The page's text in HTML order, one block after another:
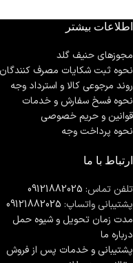
اطلاعات بیشتر
مجوزهای حنیف گلد
نحوه ثبت شكايات مصرف كنندگان
روند مرجوعی کالا و استرداد وجه
نحوه فسخ سفارش و خدمات
قوانین و حریم خصوصی
نحوه پرداخت وجه
ارتباط با ما
تلفن تماس: 09121882025
پشتیبانی واتساپ: 09121882025
مدت زمان تحويل و شیوه حمل
درباره ما
پشتیبانی و خدمات پس از فروش